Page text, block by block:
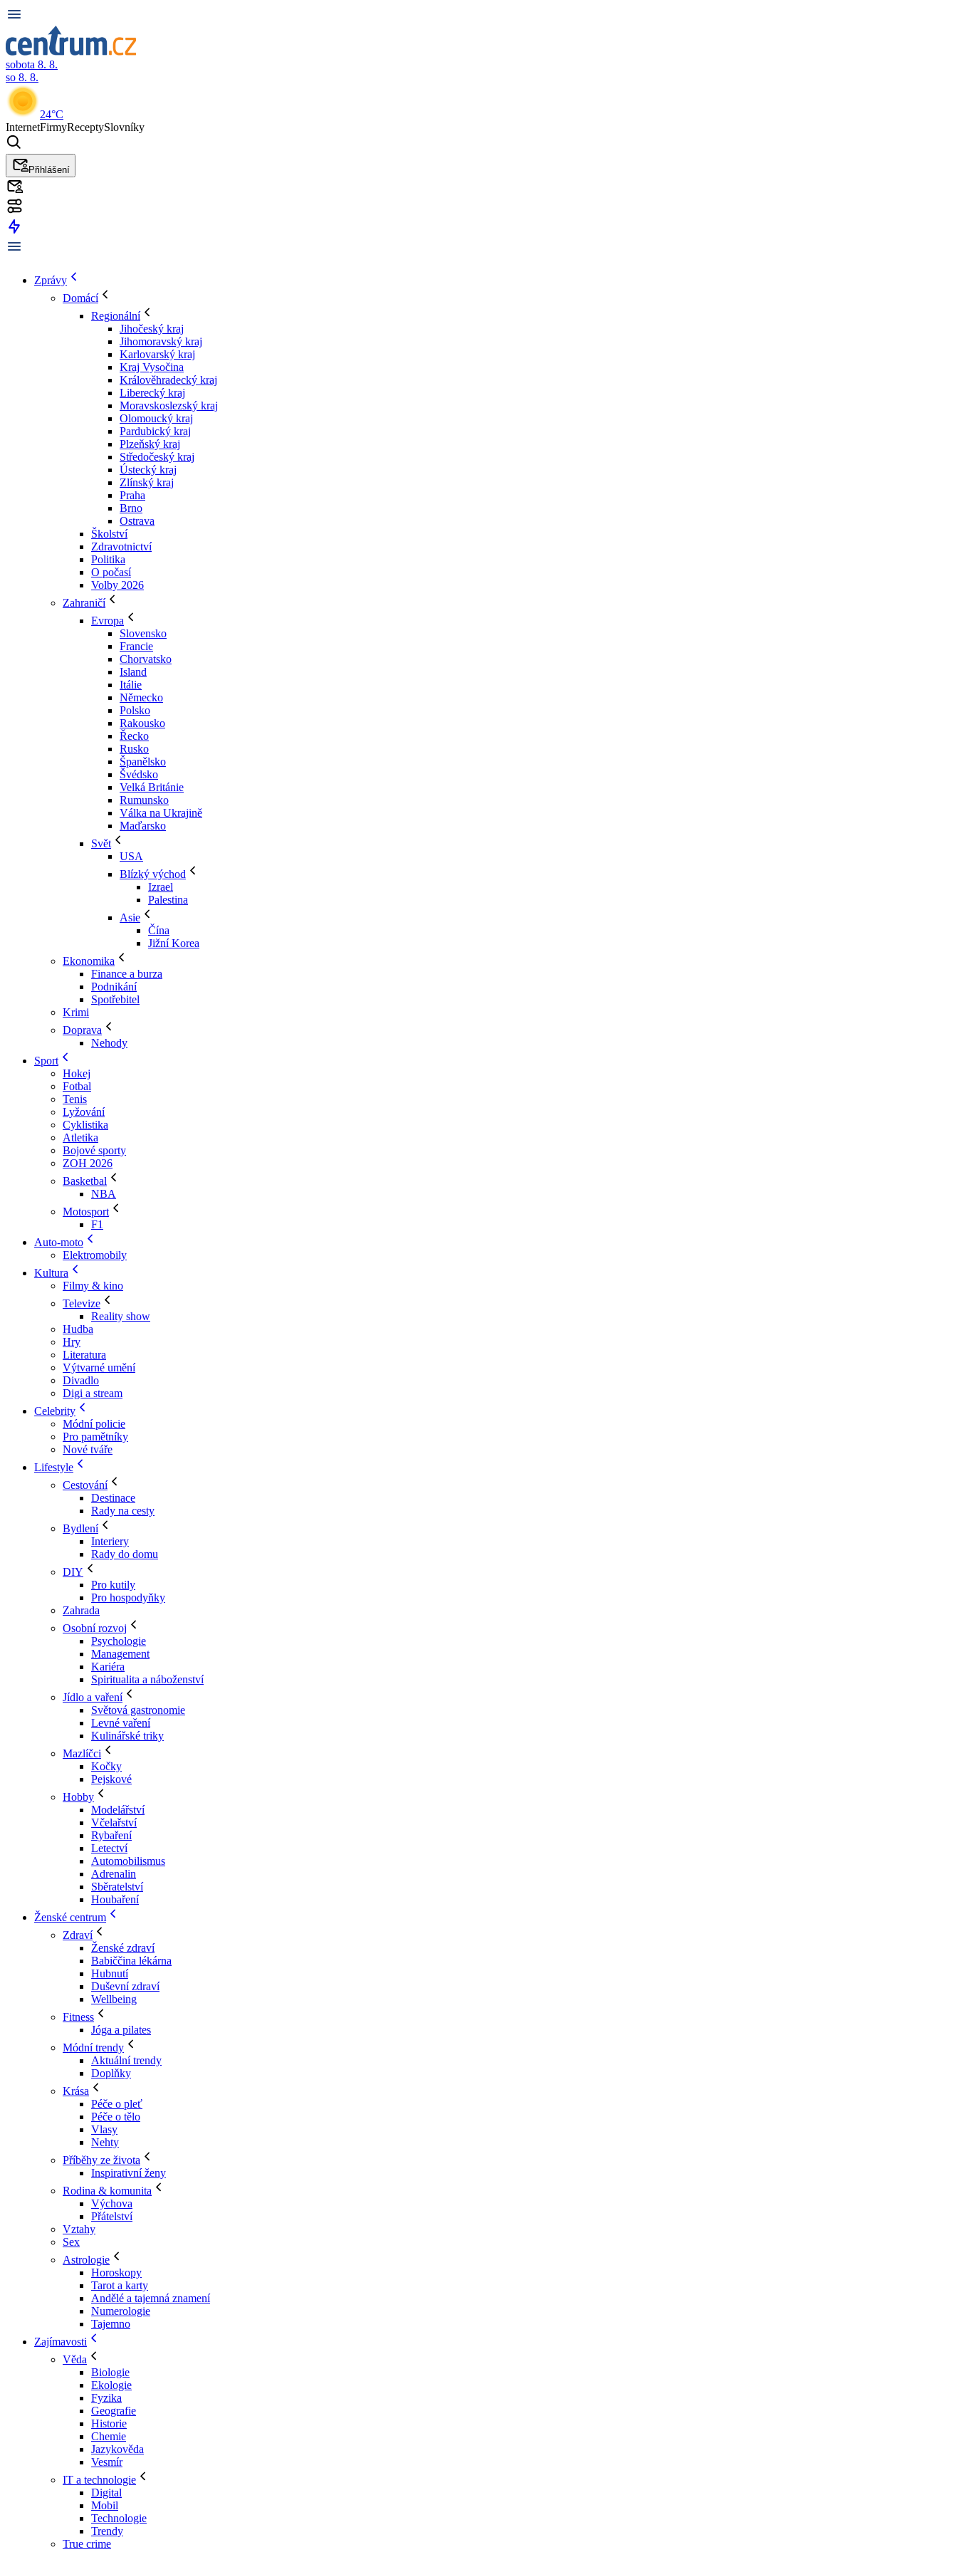
sobota 8. 8.
so 8. 8.
24°C
InternetFirmyReceptySlovníky
Přihlášení
Zprávy
Domácí
Regionální
Jihočeský kraj
Jihomoravský kraj
Karlovarský kraj
Kraj Vysočina
Králověhradecký kraj
Liberecký kraj
Moravskoslezský kraj
Olomoucký kraj
Pardubický kraj
Plzeňský kraj
Středočeský kraj
Ústecký kraj
Zlínský kraj
Praha
Brno
Ostrava
Školství
Zdravotnictví
Politika
O počasí
Volby 2026
Zahraničí
Evropa
Slovensko
Francie
Chorvatsko
Island
Itálie
Německo
Polsko
Rakousko
Řecko
Rusko
Španělsko
Švédsko
Velká Británie
Rumunsko
Válka na Ukrajině
Maďarsko
Svět
USA
Blízký východ
Izrael
Palestina
Asie
Čína
Jižní Korea
Ekonomika
Finance a burza
Podnikání
Spotřebitel
Krimi
Doprava
Nehody
Sport
Hokej
Fotbal
Tenis
Lyžování
Cyklistika
Atletika
Bojové sporty
ZOH 2026
Basketbal
NBA
Motosport
F1
Auto-moto
Elektromobily
Kultura
Filmy & kino
Televize
Reality show
Hudba
Hry
Literatura
Výtvarné umění
Divadlo
Digi a stream
Celebrity
Módní policie
Pro pamětníky
Nové tváře
Lifestyle
Cestování
Destinace
Rady na cesty
Bydlení
Interiery
Rady do domu
DIY
Pro kutily
Pro hospodyňky
Zahrada
Osobní rozvoj
Psychologie
Management
Kariéra
Spiritualita a náboženství
Jídlo a vaření
Světová gastronomie
Levné vaření
Kulinářské triky
Mazlíčci
Kočky
Pejskové
Hobby
Modelářství
Včelařství
Rybaření
Letectví
Automobilismus
Adrenalin
Sběratelství
Houbaření
Ženské centrum
Zdraví
Ženské zdraví
Babiččina lékárna
Hubnutí
Duševní zdraví
Wellbeing
Fitness
Jóga a pilates
Módní trendy
Aktuální trendy
Doplňky
Krása
Péče o pleť
Péče o tělo
Vlasy
Nehty
Příběhy ze života
Inspirativní ženy
Rodina & komunita
Výchova
Přátelství
Vztahy
Sex
Astrologie
Horoskopy
Tarot a karty
Andělé a tajemná znamení
Numerologie
Tajemno
Zajímavosti
Věda
Biologie
Ekologie
Fyzika
Geografie
Historie
Chemie
Jazykověda
Vesmír
IT a technologie
Digital
Mobil
Technologie
Trendy
True crime